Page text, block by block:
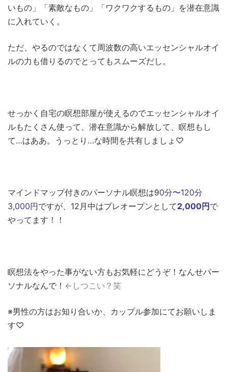
いもの」「素敵なもの」「ワクワクするもの」を潜在意識
に入れていく。
ただ、やるのではなくて周波数の高いエッセンシャルオイ
ルの力も借りるのでとってもスムーズだし。
せっかく自宅の瞑想部屋が使えるのでエッセンシャルオイ
ルもたくさん使って、潜在意識から解放して、瞑想もし
て…はああ。うっとり…な時間を共有しましょ♡
マインドマップ付きのパーソナル瞑想は90分〜120分
3,000円ですが、12月中はプレオープンとして2,000円 で
やってます！！
瞑想法をやった事がない方もお気軽にどうぞ！なんせパー
ソナルなんで！ ←しつこい？笑
※男性の方はお知り合いか、カップル参加にてお願いしま
す♡